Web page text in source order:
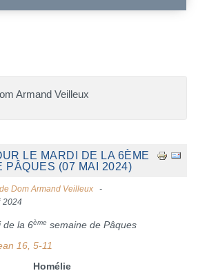
Armand Veilleux
LE MARDI DE LA 6ÈME
PÂQUES (07 MAI 2024)
Dom Armand Veilleux
2024
de la 6ème semaine de Pâques
16, 5-11
Homélie